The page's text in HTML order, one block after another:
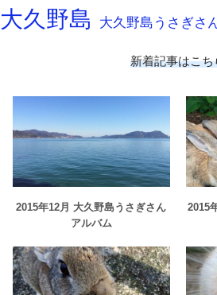
大久野島 大久野島うさぎさ
新着記事はこち
2015年12月 大久野島うさぎさん
アルバム
2015